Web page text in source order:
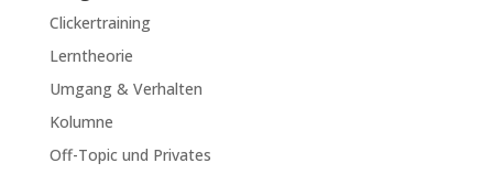
Clickertraining
Lerntheorie
Umgang & Verhalten
Kolumne
Off-Topic und Privates